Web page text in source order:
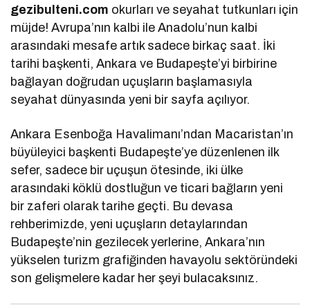
gezibulteni.com okurları ve seyahat tutkunları için
müjde! Avrupa’nın kalbi ile Anadolu’nun kalbi
arasındaki mesafe artık sadece birkaç saat. İki
tarihi başkenti, Ankara ve Budapeşte’yi birbirine
bağlayan doğrudan uçuşların başlamasıyla
seyahat dünyasında yeni bir sayfa açılıyor.
Ankara Esenboğa Havalimanı’ndan Macaristan’ın
büyüleyici başkenti Budapeşte’ye düzenlenen ilk
sefer, sadece bir uçuşun ötesinde, iki ülke
arasındaki köklü dostluğun ve ticari bağların yeni
bir zaferi olarak tarihe geçti. Bu devasa
rehberimizde, yeni uçuşların detaylarından
Budapeşte’nin gezilecek yerlerine, Ankara’nın
yükselen turizm grafiğinden havayolu sektöründeki
son gelişmelere kadar her şeyi bulacaksınız.